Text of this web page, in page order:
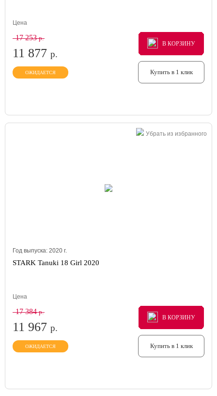
Цена
17 253р.
11 877 р.
ОЖИДАЕТСЯ
В КОРЗИНУ
В КОРЗИНУ
В КОРЗИНУ
Купить в 1 клик
Убрать из избранного
Год выпуска: 2020 г.
STARK Tanuki 18 Girl 2020
Цена
17 384р.
11 967 р.
ОЖИДАЕТСЯ
В КОРЗИНУ
В КОРЗИНУ
В КОРЗИНУ
Купить в 1 клик